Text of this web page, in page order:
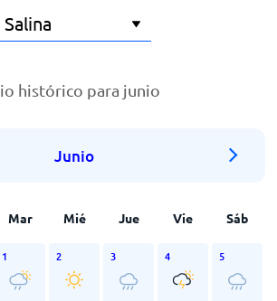
histórico para junio
Junio
Mar Mié Jue Vie Sáb
1 2 3 4 5